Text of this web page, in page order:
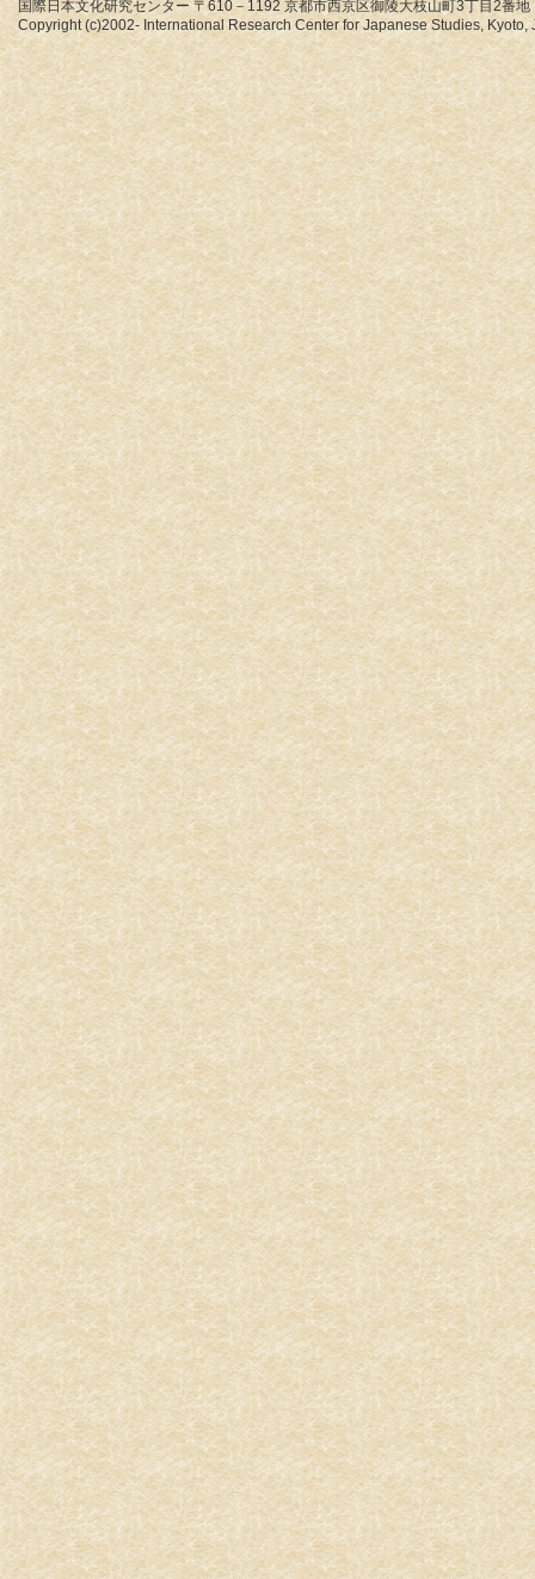
国際日本文化研究センター 〒610－1192 京都市西京区御陵大枝山町3丁目2番地
Copyright (c)2002- International Research Center for Japanese Studies, Kyoto,